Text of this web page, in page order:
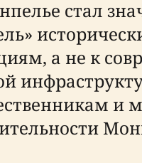
стал
а не к